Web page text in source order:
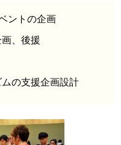
ントの企画
、後援
の支援企画設計